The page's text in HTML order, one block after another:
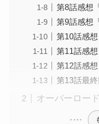
第8話感想
第9話感想
第10話感想
第11話感想
第12話感想
第13話最終
オーバーロー